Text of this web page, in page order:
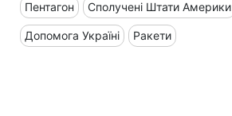
Пентагон Сполучені Штати Америки
Допомога Україні Ракети